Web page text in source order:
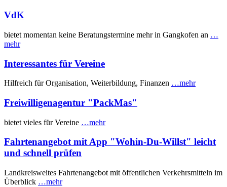
VdK
bietet momentan keine Beratungstermine mehr in Gangkofen an …
mehr
Interessantes für Vereine
Hilfreich für Organisation, Weiterbildung, Finanzen …mehr
Freiwilligenagentur "PackMas"
bietet vieles für Vereine …mehr
Fahrtenangebot mit App "Wohin-Du-Willst" leicht
und schnell prüfen
Landkreisweites Fahrtenangebot mit öffentlichen Verkehrsmitteln im
Überblick …mehr